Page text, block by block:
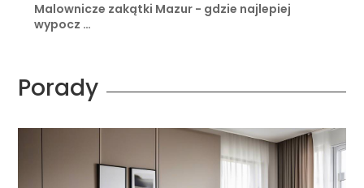
Malownicze zakątki Mazur - gdzie najlepiej
wypocz …
Porady